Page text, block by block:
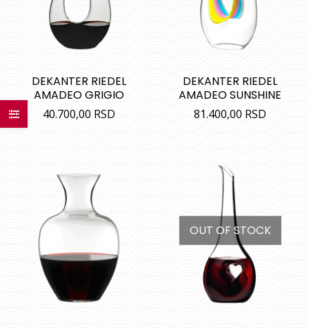
DEKANTER RIEDEL
AMADEO GRIGIO
40.700,00 RSD
DEKANTER RIEDEL
AMADEO SUNSHINE
81.400,00 RSD
OUT OF STOCK